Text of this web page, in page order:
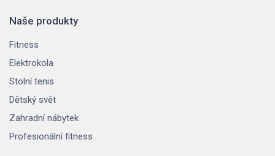
Naše produkty
Fitness
Elektrokola
Stolní tenis
Dětský svět
Zahradní nábytek
Profesionální fitness